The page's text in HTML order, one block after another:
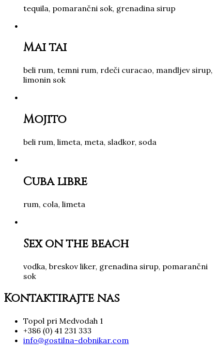
tequila, pomarančni sok, grenadina sirup
Mai tai
beli rum, temni rum, rdeči curacao, mandljev sirup,
limonin sok
Mojito
beli rum, limeta, meta, sladkor, soda
Cuba libre
rum, cola, limeta
Sex on the beach
vodka, breskov liker, grenadina sirup, pomarančni
sok
Kontaktirajte nas
Topol pri Medvodah 1
+386 (0) 41 231 333
info@gostilna-dobnikar.com